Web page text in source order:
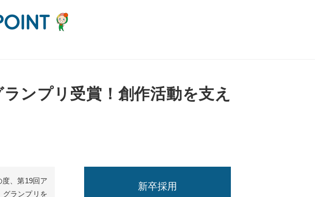
ンプリ受賞！創作活動を支え
、第19回ア
グランプリを
新卒採用